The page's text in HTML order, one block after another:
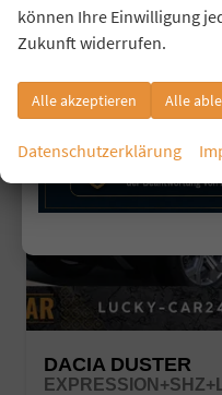
DACIA DUSTER
können Ihre Einwilligung
Zukunft widerrufen.
Alle akzeptieren Alle
Datenschutzerklärung